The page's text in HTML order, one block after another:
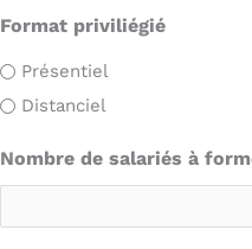
Format priviliégié
Présentiel
Distanciel
Nombre de salariés à